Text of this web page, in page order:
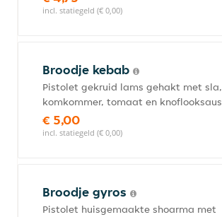
incl. statiegeld (€ 0,00)
Broodje kebab
Pistolet gekruid lams gehakt met sla,
komkommer, tomaat en knoflooksaus
€ 5,00
incl. statiegeld (€ 0,00)
Broodje gyros
Pistolet huisgemaakte shoarma met